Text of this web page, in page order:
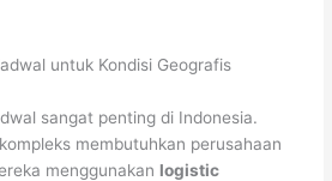
untuk Kondisi Geografis
sangat penting di Indonesia.
membutuhkan perusahaan
menggunakan logistic